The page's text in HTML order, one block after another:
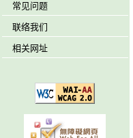
常见问题
联络我们
相关网址